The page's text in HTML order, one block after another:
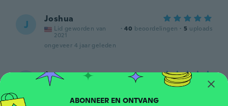
J Joshua
Lid geworden van
2021
· 40 beoordelingen · 5 uploads
ongeveer 4 jaar geleden
Jeremy
beoordelingen
ABONNEER EN ONTVANG